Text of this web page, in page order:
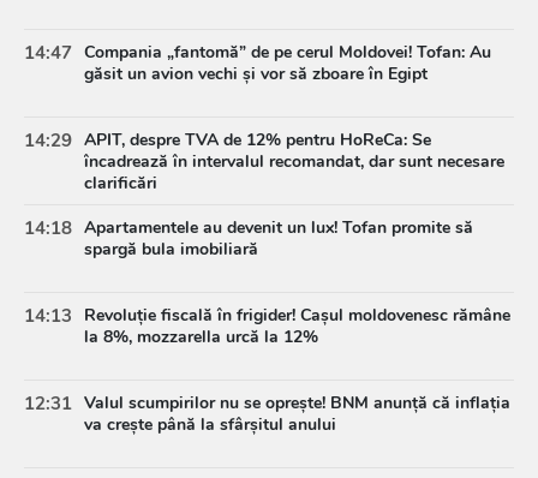
14:47 Compania „fantomă” de pe cerul Moldovei! Tofan: Au
găsit un avion vechi și vor să zboare în Egipt
14:29 APIT, despre TVA de 12% pentru HoReCa: Se
încadrează în intervalul recomandat, dar sunt necesare
clarificări
14:18 Apartamentele au devenit un lux! Tofan promite să
spargă bula imobiliară
14:13
Revoluție fiscală în frigider! Cașul moldovenesc rămâne
la 8%, mozzarella urcă la 12%
12:31 Valul scumpirilor nu se oprește! BNM anunță că inflația
va crește până la sfârșitul anului